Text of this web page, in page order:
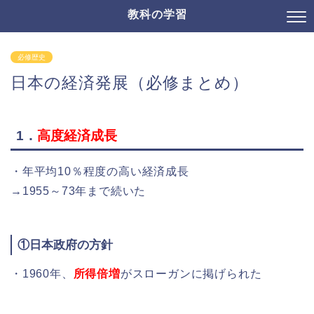
教科の学習
必修歴史
日本の経済発展（必修まとめ）
1． 高度経済成長
・年平均10％程度の高い経済成長
→1955～73年まで続いた
①日本政府の方針
・1960年、 所得倍増がスローガンに掲げられた